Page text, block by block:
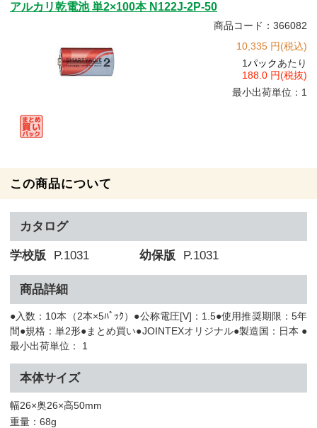
アルカリ乾電池 単2×100本 N122J-2P-50
商品コード：366082
10,335 円(税込)
1パックあたり
188.0 円(税抜)
最小出荷単位：1
この商品について
カタログ
学校版 P.1031 幼保版 P.1031
商品詳細
●入数：10本（2本×5ﾊﾟｯｸ）●公称電圧[V]：1.5●使用推奨期限：5年
間●規格：単2形●まとめ買い●JOINTEXオリジナル●製造国：日本 ●
最小出荷単位： 1
本体サイズ
幅26×奥26×高50mm
重量：68g